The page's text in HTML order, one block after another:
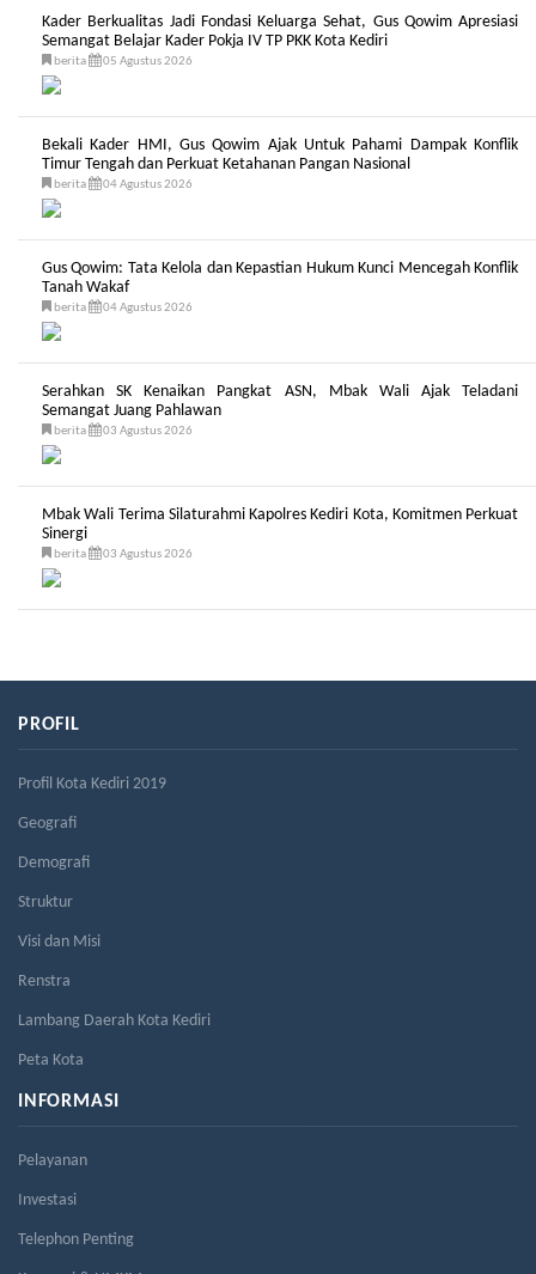
Kader Berkualitas Jadi Fondasi Keluarga Sehat, Gus Qowim Apresiasi
Semangat Belajar Kader Pokja IV TP PKK Kota Kediri
berita 05 Agustus 2026
Bekali Kader HMI, Gus Qowim Ajak Untuk Pahami Dampak Konflik
Timur Tengah dan Perkuat Ketahanan Pangan Nasional
berita 04 Agustus 2026
Gus Qowim: Tata Kelola dan Kepastian Hukum Kunci Mencegah Konflik
Tanah Wakaf
berita 04 Agustus 2026
Serahkan SK Kenaikan Pangkat ASN, Mbak Wali Ajak Teladani
Semangat Juang Pahlawan
berita 03 Agustus 2026
Mbak Wali Terima Silaturahmi Kapolres Kediri Kota, Komitmen Perkuat
Sinergi
berita 03 Agustus 2026
PROFIL
Profil Kota Kediri 2019
Geografi
Demografi
Struktur
Visi dan Misi
Renstra
Lambang Daerah Kota Kediri
Peta Kota
INFORMASI
Pelayanan
Investasi
Telephon Penting